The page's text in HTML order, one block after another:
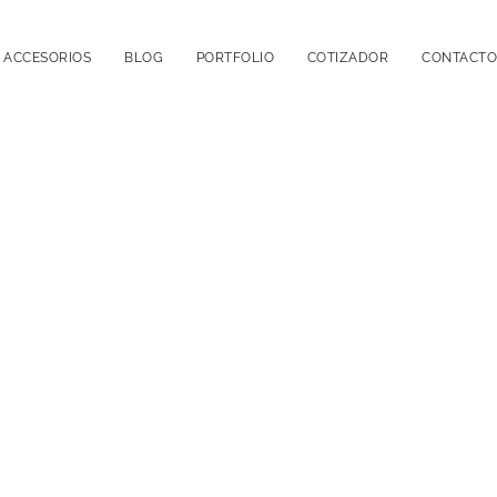
ACCESORIOS BLOG PORTFOLIO COTIZADOR
CONTACTO